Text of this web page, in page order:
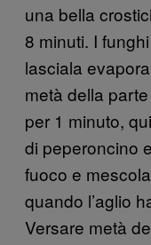
una bella
8 minuti. I
lasciala
metà della
per 1 minuto,
di peperoncino
fuoco e
quando l’aglio
Versare metà